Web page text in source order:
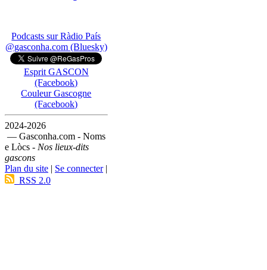
Podcasts sur Ràdio País
@gasconha.com (Bluesky)
Esprit GASCON
(Facebook)
Couleur Gascogne
(Facebook)
2024-2026
— Gasconha.com - Noms
e Lòcs - Nos lieux-dits
gascons
Plan du site | Se connecter|
RSS 2.0